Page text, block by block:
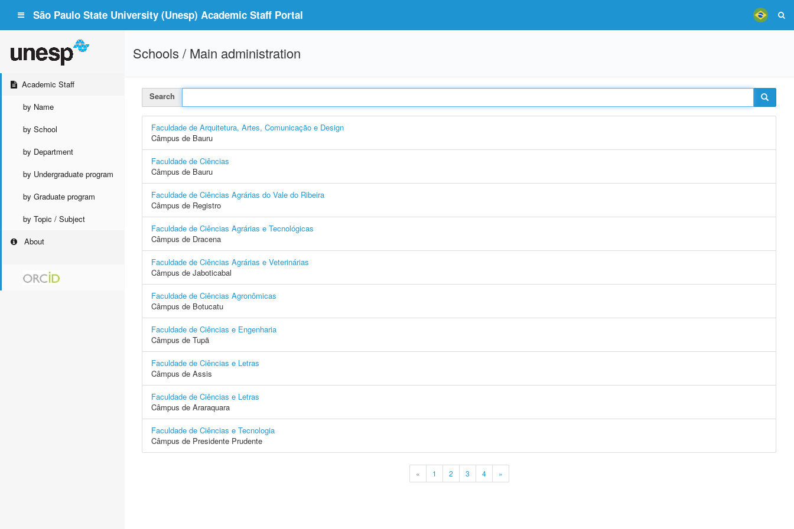
São Paulo State University (Unesp) Academic Staff Portal
Academic Staff
by Name
by School
by Department
by Undergraduate program
by Graduate program
by Topic / Subject
About
Schools / Main administration
Search
Faculdade de Arquitetura, Artes, Comunicação e Design
Câmpus de Bauru
Faculdade de Ciências
Câmpus de Bauru
Faculdade de Ciências Agrárias do Vale do Ribeira
Câmpus de Registro
Faculdade de Ciências Agrárias e Tecnológicas
Câmpus de Dracena
Faculdade de Ciências Agrárias e Veterinárias
Câmpus de Jaboticabal
Faculdade de Ciências Agronômicas
Câmpus de Botucatu
Faculdade de Ciências e Engenharia
Câmpus de Tupã
Faculdade de Ciências e Letras
Câmpus de Assis
Faculdade de Ciências e Letras
Câmpus de Araraquara
Faculdade de Ciências e Tecnologia
Câmpus de Presidente Prudente
« 1 2 3 4 »